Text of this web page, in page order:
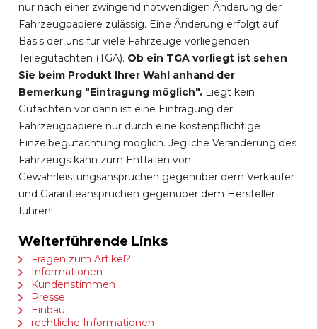
nur nach einer zwingend notwendigen Änderung der
Fahrzeugpapiere zulässig. Eine Änderung erfolgt auf
Basis der uns für viele Fahrzeuge vorliegenden
Teilegutachten (TGA). Ob ein TGA vorliegt ist sehen
Sie beim Produkt Ihrer Wahl anhand der
Bemerkung "Eintragung möglich". Liegt kein
Gutachten vor dann ist eine Eintragung der
Fahrzeugpapiere nur durch eine kostenpflichtige
Einzelbegutachtung möglich. Jegliche Veränderung des
Fahrzeugs kann zum Entfallen von
Gewährleistungsansprüchen gegenüber dem Verkäufer
und Garantieansprüchen gegenüber dem Hersteller
führen!
Weiterführende Links
Fragen zum Artikel?
Informationen
Kundenstimmen
Presse
Einbau
rechtliche Informationen